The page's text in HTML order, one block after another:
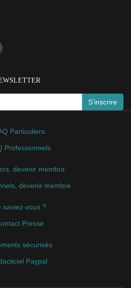
S'inscrire
Particuliers
Professionnels
devenir membre
devenir membre
saviez-vous ?
Presse
sécurisés
Paypal